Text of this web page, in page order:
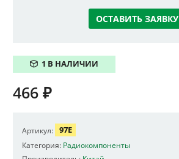
ОСТАВИТЬ ЗАЯВКУ
1 В НАЛИЧИИ
466 ₽
Артикул: 97E
Категория: Радиокомпоненты